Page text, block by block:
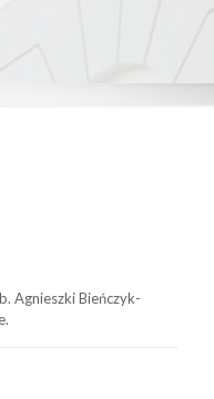
Agnieszki Bieńczyk-